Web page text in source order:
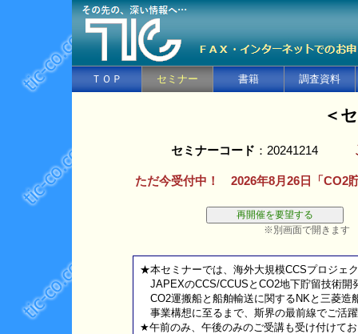
ＴＯＰ セミナー 書籍 調査資料
＜
セミナーコード ：20241214
ただ今受付中！ 2026年8月26日「CO2
※別画面で開きます
★本セミナーでは、海外大規模CCSプロジェ
JAPEXのCCS/CCUSとCO2地下貯留技術開
CO2運搬船と船舶輸送に関するNKと三菱造
事業構想に至るまで、斯界の最前線でご活
★午前のみ、午後のみのご受講も受け付けて